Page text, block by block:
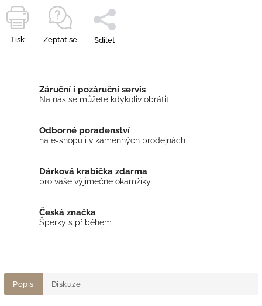
Tisk Zeptat se Sdílet
Záruční i pozáruční servis
Na nás se můžete kdykoliv obrátit
Odborné poradenství
na e-shopu i v kamenných prodejnách
Dárková krabička zdarma
pro vaše výjimečné okamžiky
Česká značka
Šperky s příběhem
Popis Diskuze